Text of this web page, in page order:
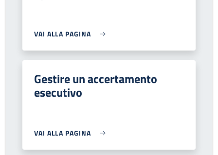
VAI ALLA PAGINA
Gestire un accertamento
esecutivo
VAI ALLA PAGINA